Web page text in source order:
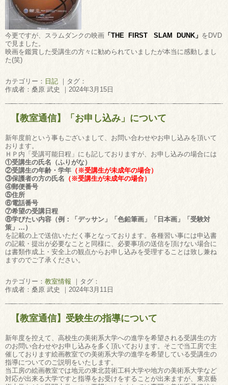
今更ですが、スラムダンクの映画 「THE FIRST SLAM DUNK」 をDVD
で見ました。
映画を鑑賞した受講生の方々に勧められていましたが本当に感動しまし
た(笑)
カテゴリー： 日記 ｜タグ：
作成者：桑原 武史 ｜2024年3月15日
【教室通信】「お申し込み」について
新年度前という事もございまして、お問い合わせやお申し込みを頂いて
おります。
ＨＰ内「受講可能日程」にも記しておりますが、お申し込みの場合には
①受講生の氏名（ふりがな）
②受講生の年齢・学年 （※受講生が未成年の場合）
③保護者の方の氏名 （※受講生が未成年の場合）
④郵便番号
⑤住所
⑥電話番号
⑦希望の受講日程
⑧学びたい内容（例：「デッサン」「色鉛筆画」「日本画」「受験対
策」…）
を記載の上で送信いただく事となっております。各種習い事には申込書
の記載・提出が必要なことと同様に、必要事項の送信を頂けない場合に
は書類作成上・安全上の観点からお申し込みを受理することは致し兼ね
ますのでご了承ください。
カテゴリー： 教室情報 ｜タグ：
作成者：桑原 武史 ｜2024年3月11日
【教室通信】受験生の指導について
新年度を控えて、高校生の美術系大学への進学を希望される受講生の方
のお問い合わせやお申し込みを多く頂いております。そこで当工房で主
催しております絵画教室での美術系大学の進学を希望している受講生の
指導についてのご説明をいたします。
当工房の絵画教室では地元の東北芸術工科大学や地方の美術系大学など
対応が出来る大学ですと指導をお受けをすることが出来ますが、東京藝